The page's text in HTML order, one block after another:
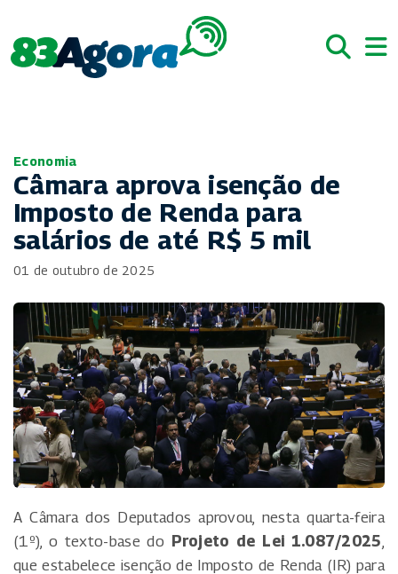
Economia
Câmara aprova isenção de
Imposto de Renda para
salários de até R$ 5 mil
01 de outubro de 2025
A Câmara dos Deputados aprovou, nesta quarta-feira
(1º), o texto-base do Projeto de Lei 1.087/2025,
que estabelece isenção de Imposto de Renda (IR) para